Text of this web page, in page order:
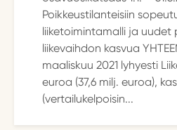
Poikkeustilanteisiin
liiketoimintamalli ja uudet
liikevaihdon kasvua
maaliskuu 2021 lyhyesti
euroa (37,6 milj. euroa),
(vertailukelpoisin...